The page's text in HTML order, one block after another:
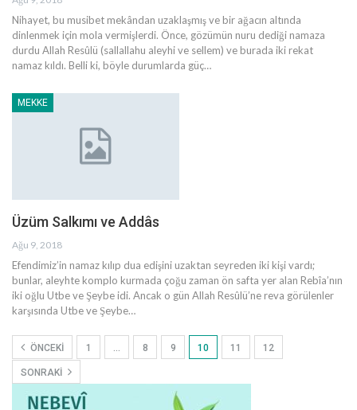
Nihayet, bu musibet mekândan uzaklaşmış ve bir ağacın altında
dinlenmek için mola vermişlerdi. Önce, gözümün nuru dediği namaza
durdu Allah Resûlü (sallallahu aleyhi ve sellem) ve burada iki rekat
namaz kıldı. Belli ki, böyle durumlarda güç…
MEKKE
Üzüm Salkımı ve Addâs
Ağu 9, 2018
Efendimiz’in namaz kılıp dua edişini uzaktan seyreden iki kişi vardı;
bunlar, aleyhte komplo kurmada çoğu zaman ön safta yer alan Rebîa’nın
iki oğlu Utbe ve Şeybe idi. Ancak o gün Allah Resûlü’ne reva görülenler
karşısında Utbe ve Şeybe…
ÖNCEKI 1 … 8 9 10 11 12
SONRAKI